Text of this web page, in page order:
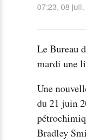
07:23, 08 juil.
Le Bureau
mardi une
Une
du 21 juin
Bradley